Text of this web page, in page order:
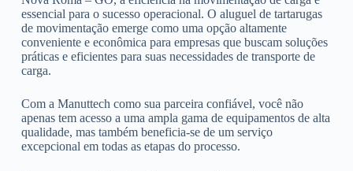
essencial para o sucesso operacional. O aluguel de tartarugas
de movimentação emerge como uma opção altamente
conveniente e econômica para empresas que buscam soluções
práticas e eficientes para suas necessidades de transporte de
carga.
Com a Manuttech como sua parceira confiável, você não
apenas tem acesso a uma ampla gama de equipamentos de alta
qualidade, mas também beneficia-se de um serviço
excepcional em todas as etapas do processo.